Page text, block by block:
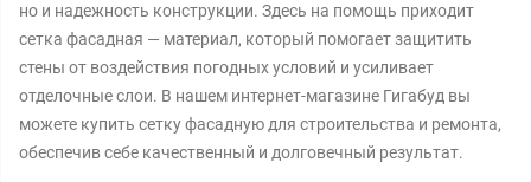
но и надежность конструкции. Здесь на помощь приходит
сетка фасадная — материал, который помогает защитить
стены от воздействия погодных условий и усиливает
отделочные слои. В нашем интернет-магазине Гигабуд вы
можете купить сетку фасадную для строительства и ремонта,
обеспечив себе качественный и долговечный результат.